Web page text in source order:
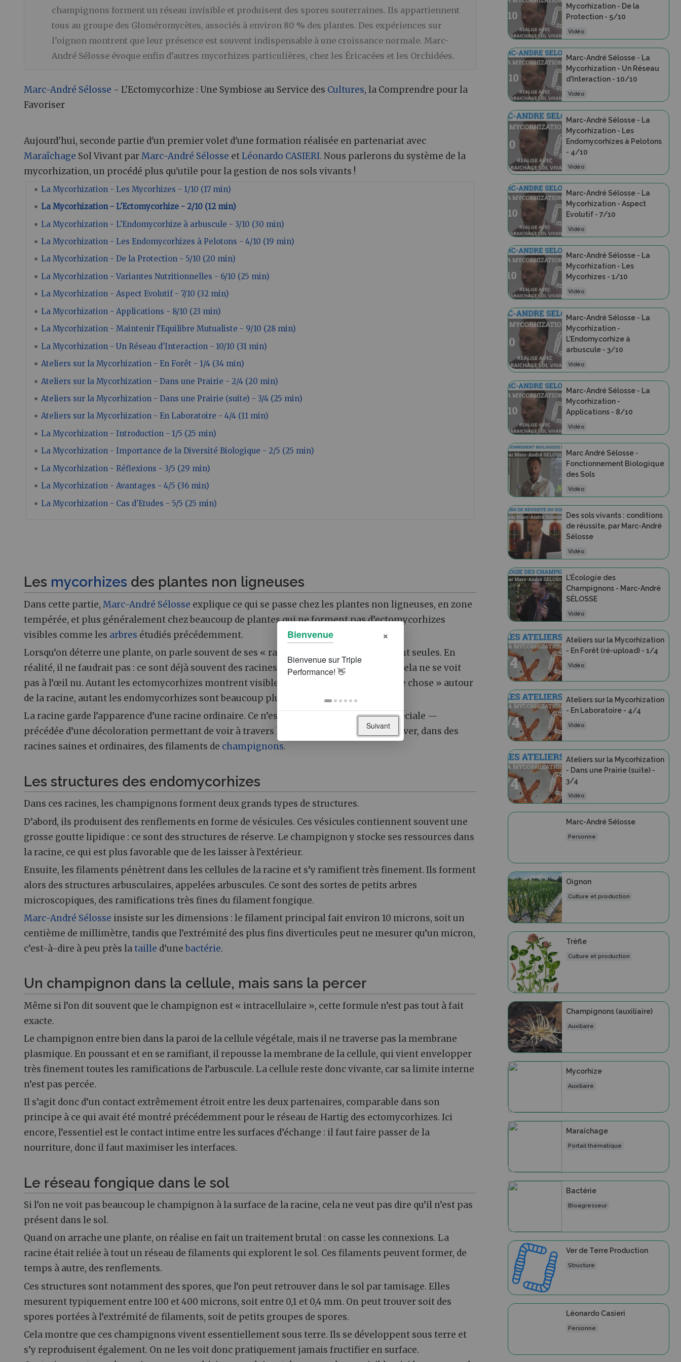
champignons forment un réseau invisible et produisent des spores souterraines. Ils appartiennent
tous au groupe des Gloméromycètes, associés à environ 80 % des plantes. Des expériences sur
l’oignon montrent que leur présence est souvent indispensable à une croissance normale. Marc-
André Sélosse évoque enfin d’autres mycorhizes particulières, chez les Éricacées et les Orchidées.
Marc-André Sélosse - L'Ectomycorhize : Une Symbiose au Service des Cultures, la Comprendre pour la
Favoriser
Aujourd'hui, seconde partie d'un premier volet d'une formation réalisée en partenariat avec
Maraîchage Sol Vivant parMarc-André Sélosse etLéonardo CASIERI. Nous parlerons du système de la
mycorhization, un procédé plus qu'utile pour la gestion de nos sols vivants !
La Mycorhization - Les Mycorhizes - 1/10 (17 min)
La Mycorhization - L'Ectomycorhize - 2/10 (12 min)
La Mycorhization - L'Endomycorhize à arbuscule - 3/10 (30 min)
La Mycorhization - Les Endomycorhizes à Pelotons - 4/10 (19 min)
La Mycorhization - De la Protection - 5/10 (20 min)
La Mycorhization - Variantes Nutritionnelles - 6/10 (25 min)
La Mycorhization - Aspect Evolutif - 7/10 (32 min)
La Mycorhization - Applications - 8/10 (23 min)
La Mycorhization - Maintenir l'Equilibre Mutualiste - 9/10 (28 min)
La Mycorhization - Un Réseau d'Interaction - 10/10 (31 min)
Ateliers sur la Mycorhization - En Forêt - 1/4 (34 min)
Ateliers sur la Mycorhization - Dans une Prairie - 2/4 (20 min)
Ateliers sur la Mycorhization - Dans une Prairie (suite) - 3/4 (25 min)
Ateliers sur la Mycorhization - En Laboratoire - 4/4 (11 min)
La Mycorhization - Introduction - 1/5 (25 min)
La Mycorhization - Importance de la Diversité Biologique - 2/5 (25 min)
La Mycorhization - Réflexions - 3/5 (29 min)
La Mycorhization - Avantages - 4/5 (36 min)
La Mycorhization - Cas d'Etudes - 5/5 (25 min)
Les mycorhizes des plantes non ligneuses
Dans cette partie, Marc-André Sélosse explique ce qui se passe chez les plantes non ligneuses, en zone
tempérée, et plus généralement chez beaucoup de plantes qui ne forment pas d’ectomycorhizes
visibles comme les arbres étudiés précédemment.
Lorsqu’on déterre une plante, on parle souvent de ses « racines » comme si elles étaient seules. En
réalité, il ne faudrait pas : ce sont déjà souvent des racines mycorhizées. Simplement, cela ne se voit
pas à l’œil nu. Autant les ectomycorhizes montrent visiblement qu’« il se passe quelque chose » autour
de la racine, autant les endomycorhizes sont beaucoup plus discrètes.
La racine garde l’apparence d’une racine ordinaire. Ce n’est qu’après une coloration spéciale —
précédée d’une décoloration permettant de voir à travers les tissus — qu’on peut observer, dans des
racines saines et ordinaires, des filaments de champignons.
Les structures des endomycorhizes
Dans ces racines, les champignons forment deux grands types de structures.
D’abord, ils produisent des renflements en forme de vésicules. Ces vésicules contiennent souvent une
grosse goutte lipidique : ce sont des structures de réserve. Le champignon y stocke ses ressources dans
la racine, ce qui est plus favorable que de les laisser à l’extérieur.
Ensuite, les filaments pénètrent dans les cellules de la racine et s’y ramifient très finement. Ils forment
alors des structures arbusculaires, appelées arbuscules. Ce sont des sortes de petits arbres
microscopiques, des ramifications très fines du filament fongique.
Marc-André Sélosse insiste sur les dimensions : le filament principal fait environ 10 microns, soit un
centième de millimètre, tandis que l’extrémité des plus fins diverticules peut ne mesurer qu’un micron,
c’est-à-dire à peu près la taille d’unebactérie.
Un champignon dans la cellule, mais sans la percer
Même si l’on dit souvent que le champignon est « intracellulaire », cette formule n’est pas tout à fait
exacte.
Le champignon entre bien dans la paroi de la cellule végétale, mais il ne traverse pas la membrane
plasmique. En poussant et en se ramifiant, il repousse la membrane de la cellule, qui vient envelopper
très finement toutes les ramifications de l’arbuscule. La cellule reste donc vivante, car sa limite interne
n’est pas percée.
Il s’agit donc d’un contact extrêmement étroit entre les deux partenaires, comparable dans son
principe à ce qui avait été montré précédemment pour le réseau de Hartig des ectomycorhizes. Ici
encore, l’essentiel est le contact intime entre les surfaces d’échange : il faut faire passer de la
nourriture, donc il faut maximiser les interfaces.
Le réseau fongique dans le sol
Si l’on ne voit pas beaucoup le champignon à la surface de la racine, cela ne veut pas dire qu’il n’est pas
présent dans le sol.
Quand on arrache une plante, on réalise en fait un traitement brutal : on casse les connexions. La
racine était reliée à tout un réseau de filaments qui explorent le sol. Ces filaments peuvent former, de
temps à autre, des renflements.
Ces structures sont notamment des spores, que l’on peut retrouver dans le sol par tamisage. Elles
mesurent typiquement entre 100 et 400 microns, soit entre 0,1 et 0,4 mm. On peut trouver soit des
spores portées à l’extrémité de filaments, soit de petits groupes de spores.
Cela montre que ces champignons vivent essentiellement sous terre. Ils se développent sous terre et
s’y reproduisent également. On ne les voit donc pratiquement jamais fructifier en surface.
Mycorhization - De la
Protection - 5/10
Vidéo
Marc-André Sélosse - La
Mycorhization - Un Réseau
d'Interaction - 10/10
Vidéo
Marc-André Sélosse - La
Mycorhization - Les
Endomycorhizes à Pelotons
- 4/10
Vidéo
Marc-André Sélosse - La
Mycorhization - Aspect
Evolutif - 7/10
Vidéo
Marc-André Sélosse - La
Mycorhization - Les
Mycorhizes - 1/10
Vidéo
Marc-André Sélosse - La
Mycorhization -
L'Endomycorhize à
arbuscule - 3/10
Vidéo
Marc-André Sélosse - La
Mycorhization -
Applications - 8/10
Vidéo
Marc André Sélosse -
Fonctionnement Biologique
des Sols
Vidéo
Des sols vivants : conditions
de réussite, par Marc-André
Sélosse
Vidéo
L'Écologie des
Champignons - Marc-André
SÉLOSSE
Vidéo
Ateliers sur la Mycorhization
- En Forêt (ré-upload) - 1/4
Vidéo
Ateliers sur la Mycorhization
- En Laboratoire - 4/4
Vidéo
Ateliers sur la Mycorhization
- Dans une Prairie (suite) -
3/4
Vidéo
Marc-André Sélosse
Personne
Oignon
Culture et production
Trèfle
Culture et production
Champignons (auxiliaire)
Auxiliaire
Mycorhize
Auxiliaire
Maraîchage
Portail thématique
Bactérie
Bioagresseur
Ver de Terre Production
Structure
Léonardo Casieri
Personne
Bienvenue ×
Suivant